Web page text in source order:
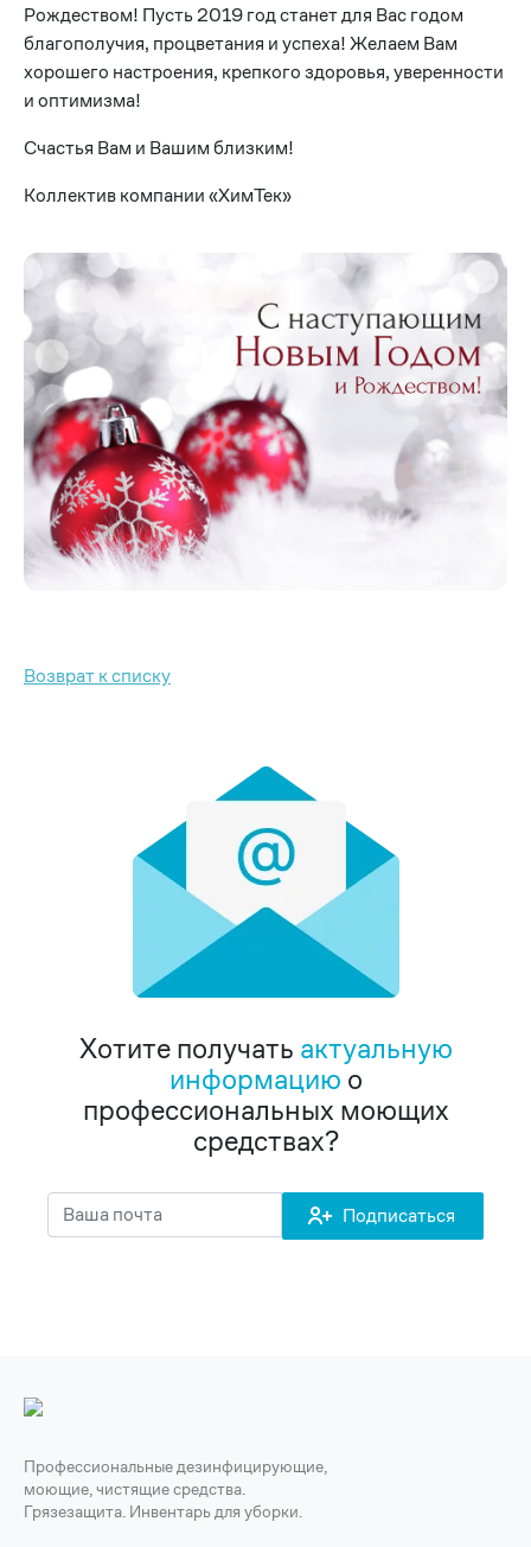
Рождеством! Пусть 2019 год станет для Вас годом
благополучия, процветания и успеха! Желаем Вам
хорошего настроения, крепкого здоровья, уверенности
и оптимизма!
Счастья Вам и Вашим близким!
Коллектив компании «ХимТек»
Возврат к списку
Хотите получать актуальную
информацию о
профессиональных моющих
средствах?
Подписаться
Профессиональные дезинфицирующие,
моющие, чистящие средства.
Грязезащита. Инвентарь для уборки.